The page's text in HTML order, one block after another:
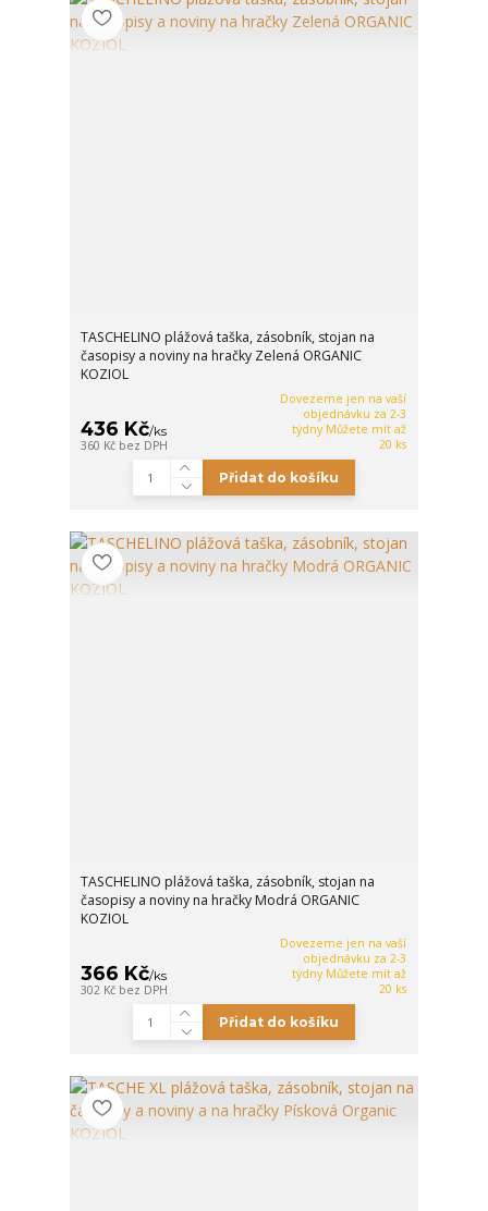
TASCHELINO plážová taška, zásobník, stojan na
časopisy a noviny na hračky Zelená ORGANIC
KOZIOL
436 Kč/ks
360 Kč bez DPH
Dovezeme jen na vaší
objednávku za 2-3
týdny Můžete mít až
20 ks
Přidat do košíku
TASCHELINO plážová taška, zásobník, stojan na
časopisy a noviny na hračky Modrá ORGANIC
KOZIOL
366 Kč/ks
302 Kč bez DPH
Dovezeme jen na vaší
objednávku za 2-3
týdny Můžete mít až
20 ks
Přidat do košíku